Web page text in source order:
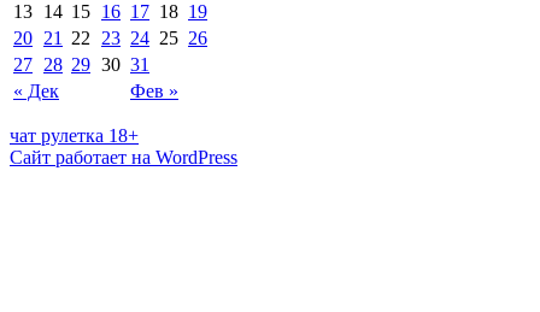
« Дек Фев »
13 14 15 16 17 18 19
20 21 22 23 24 25 26
27 28 29 30 31
чат рулетка 18+
Сайт работает на WordPress